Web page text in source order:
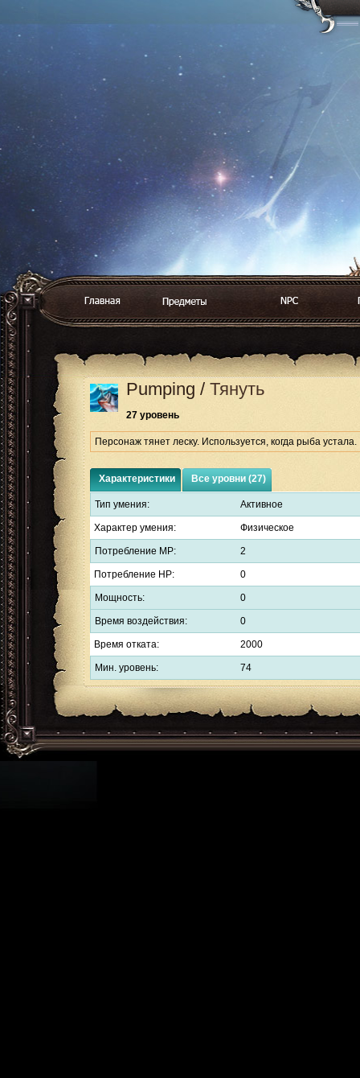
Pumping / Тянуть
27 уровень
Персонаж тянет леску. Используется, когда рыба устала.
Характеристики Все уровни (27)
Тип умения: Активное
Характер умения: Физическое
Потребление MP: 2
Потребление HP: 0
Мощность: 0
Время воздействия: 0
Время отката: 2000
Мин. уровень: 74